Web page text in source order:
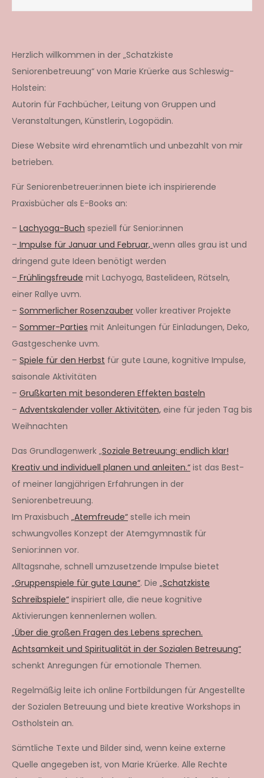
Herzlich willkommen in der „Schatzkiste
Seniorenbetreuung“ von Marie Krüerke aus Schleswig-
Holstein:
Autorin für Fachbücher, Leitung von Gruppen und
Veranstaltungen, Künstlerin, Logopädin.
Diese Website wird ehrenamtlich und unbezahlt von mir
betrieben.
Für Seniorenbetreuer:innen biete ich inspirierende
Praxisbücher als E-Books an:
– Lachyoga-Buch speziell für Senior:innen
– Impulse für Januar und Februar, wenn alles grau ist und
dringend gute Ideen benötigt werden
– Frühlingsfreude mit Lachyoga, Bastelideen, Rätseln,
einer Rallye uvm.
– Sommerlicher Rosenzauber voller kreativer Projekte
– Sommer-Parties mit Anleitungen für Einladungen, Deko,
Gastgeschenke uvm.
– Spiele für den Herbst für gute Laune, kognitive Impulse,
saisonale Aktivitäten
– Grußkarten mit besonderen Effekten basteln
– Adventskalender voller Aktivitäten, eine für jeden Tag bis
Weihnachten
Das Grundlagenwerk „Soziale Betreuung: endlich klar!
Kreativ und individuell planen und anleiten.“ ist das Best-
of meiner langjährigen Erfahrungen in der
Seniorenbetreuung.
Im Praxisbuch „Atemfreude“ stelle ich mein
schwungvolles Konzept der Atemgymnastik für
Senior:innen vor.
Alltagsnahe, schnell umzusetzende Impulse bietet
„Gruppenspiele für gute Laune“. Die „Schatzkiste
Schreibspiele“ inspiriert alle, die neue kognitive
Aktivierungen kennenlernen wollen.
„Über die großen Fragen des Lebens sprechen.
Achtsamkeit und Spiritualität in der Sozialen Betreuung“
schenkt Anregungen für emotionale Themen.
Regelmäßig leite ich online Fortbildungen für Angestellte
der Sozialen Betreuung und biete kreative Workshops in
Ostholstein an.
Sämtliche Texte und Bilder sind, wenn keine externe
Quelle angegeben ist, von Marie Krüerke. Alle Rechte